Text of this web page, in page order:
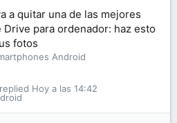
a quitar una de las mejores
Drive para ordenador: haz esto
fotos
Android
Hoy a las 14:42